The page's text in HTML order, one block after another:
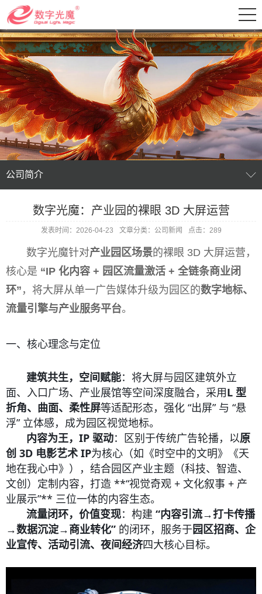
公司简介
数字光魔：产业园的裸眼 3D 大屏运营
发表时间：2026-04-23 文章分类：公司新闻 点击：289
数字光魔针对产业园区场景的裸眼 3D 大屏运营，
核心是 “IP 化内容 + 园区流量激活 + 全链条商业闭
环” ，将大屏从单一广告媒体升级为园区的数字地标、
流量引擎与产业服务平台。
一、核心理念与定位
建筑共生，空间赋能：将大屏与园区建筑外立
面、入口广场、产业展馆等空间深度融合，采用L 型
折角、曲面、柔性屏等适配形态，强化 “出屏” 与 “悬
浮” 立体感，成为园区视觉地标。
内容为王，IP 驱动：区别于传统广告轮播，以原
创 3D 电影艺术 IP为核心（如《时空中的文明》《天
地在我心中》），结合园区产业主题（科技、智造、
文创）定制内容，打造 **“视觉奇观 + 文化叙事 + 产
业展示”** 三位一体的内容生态。
流量闭环，价值变现：构建 “内容引流→打卡传播
→数据沉淀→商业转化” 的闭环，服务于园区招商、企
业宣传、活动引流、夜间经济四大核心目标。